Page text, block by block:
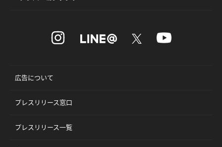
広告について
プレスリリース窓口
プレスリリース一覧